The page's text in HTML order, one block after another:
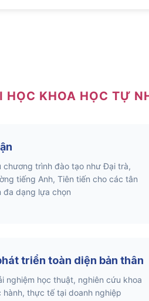
HỌC KHOA HỌC TỰ
chương trình đào tạo như Đại trà,
tiếng Anh, Tiên tiến cho các tân
đa dạng lựa chọn
triển toàn diện bản thân
nghiệm học thuật, nghiên cứu khoa
hành, thực tế tại doanh nghiệp